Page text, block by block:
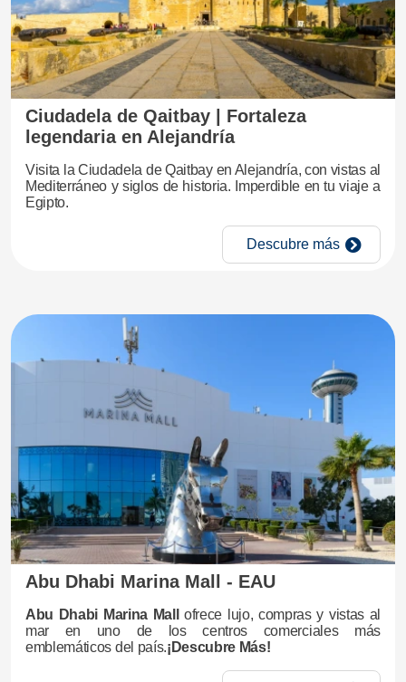
Ciudadela de Qaitbay | Fortaleza
legendaria en Alejandría
Visita la Ciudadela de Qaitbay en Alejandría, con vistas al
Mediterráneo y siglos de historia. Imperdible en tu viaje a
Egipto.
Descubre más
Abu Dhabi Marina Mall - EAU
Abu Dhabi Marina Mall
ofrece lujo, compras y vistas al
mar en uno de los centros comerciales más
emblemáticos del país.¡Descubre Más!